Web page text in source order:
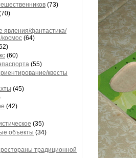
(73)
явления/фантастика/
(64)
(60)
(55)
квесты
(45)
(42)
(35)
объекты (34)
рестораны традиционной